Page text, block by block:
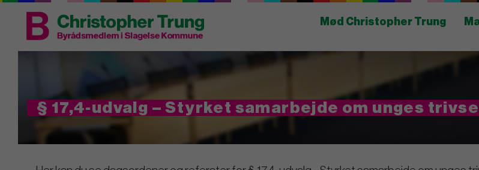
Mød Christopher Trung
§ 17,4-udvalg – Styrket samarbejde om unges